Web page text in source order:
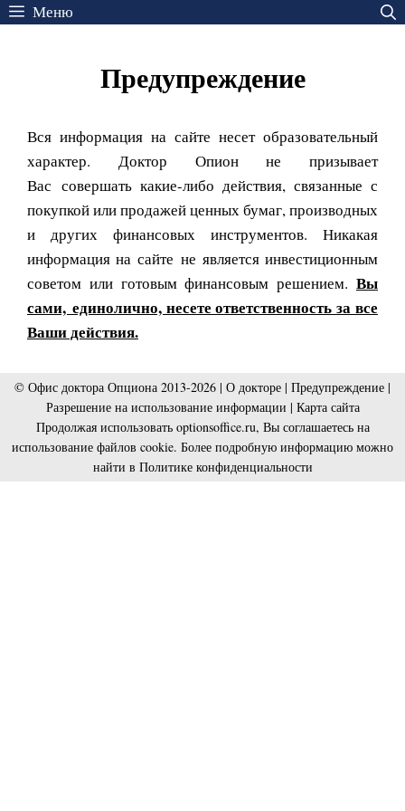
Перейти
Меню
Предупреждение
Вся информация на сайте несет образовательный
характер. Доктор Опион не призывает
Вас совершать какие-либо действия, связанные с
покупкой или продажей ценных бумаг, производных
и других финансовых инструментов. Никакая
информация на сайте не является инвестиционным
советом или готовым финансовым решением. Вы
сами, единолично, несете ответственность за все
Ваши действия.
© Офис доктора Опциона 2013-2026 | О докторе | Предупреждение |
Разрешение на использование информации | Карта сайта
Продолжая использовать optionsoffice.ru, Вы соглашаетесь на
использование файлов cookie. Более подробную информацию можно
найти в Политике конфиденциальности